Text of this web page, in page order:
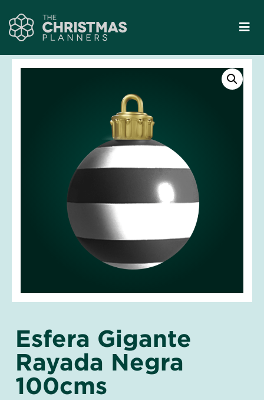
Esfera Gigante
Rayada Negra
100cms